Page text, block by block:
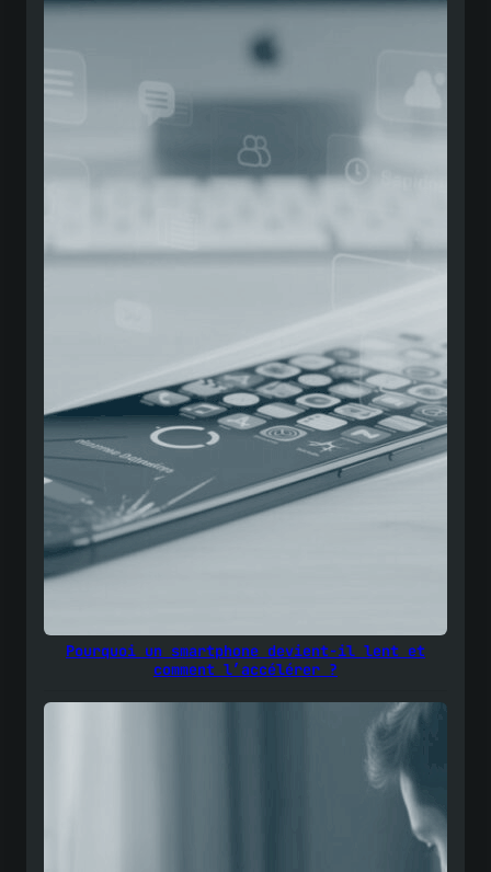
Pourquoi un smartphone devient-il lent et
comment l’accélérer ?